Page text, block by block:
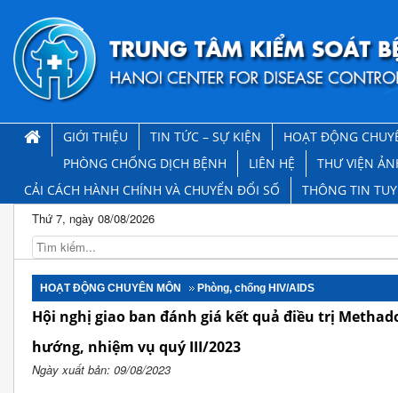
GIỚI THIỆU TIN TỨC – SỰ KIỆN
HOẠT ĐỘNG
PHÒNG CHỐNG DỊCH BỆNH
LIÊN HỆ
THƯ VIỆN
CẢI CÁCH HÀNH CHÍNH VÀ CHUYỂN ĐỔI SỐ
THÔNG TIN
Thứ 7, ngày 08/08/2026
HOẠT ĐỘNG CHUYÊN MÔN Phòng, chống HIV/AIDS
Hội nghị giao ban đánh giá kết quả điều trị
hướng, nhiệm vụ quý III/2023
Ngày xuất bản: 09/08/2023